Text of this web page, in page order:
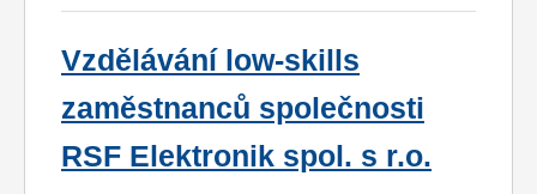
Vzdělávání low-skills
zaměstnanců společnosti
RSF Elektronik spol. s r.o.